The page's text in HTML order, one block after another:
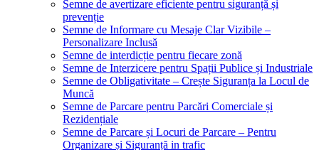
Semne de avertizare eficiente pentru siguranță și
prevenție
Semne de Informare cu Mesaje Clar Vizibile –
Personalizare Inclusă
Semne de interdicție pentru fiecare zonă
Semne de Interzicere pentru Spații Publice și Industriale
Semne de Obligativitate – Crește Siguranța la Locul de
Muncă
Semne de Parcare pentru Parcări Comerciale și
Rezidențiale
Semne de Parcare și Locuri de Parcare – Pentru
Organizare și Siguranță in trafic